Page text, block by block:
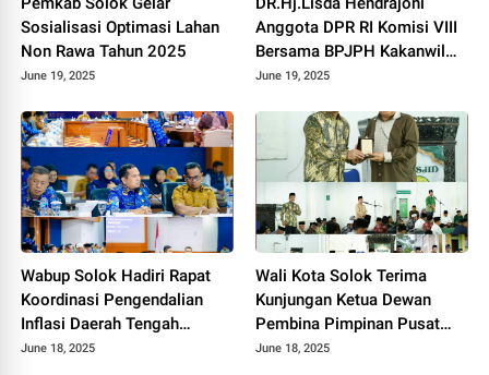
Sosialisasi Optimasi Lahan
Non Rawa Tahun 2025
June 19, 2025
Anggota DPR RI Komisi VIII
Bersama BPJPH Kakanwil
Sumbar Gelar Roadshow
Kota Solok 2025.
June 19, 2025
Wabup Solok Hadiri Rapat
Koordinasi Pengendalian
Inflasi Daerah Tengah
Provinsi Sumatera Barat
June 18, 2025
Wali Kota Solok Terima
Kunjungan Ketua Dewan
Pembina Pimpinan Pusat
Muhammadiyah Tahun 2025.
June 18, 2025